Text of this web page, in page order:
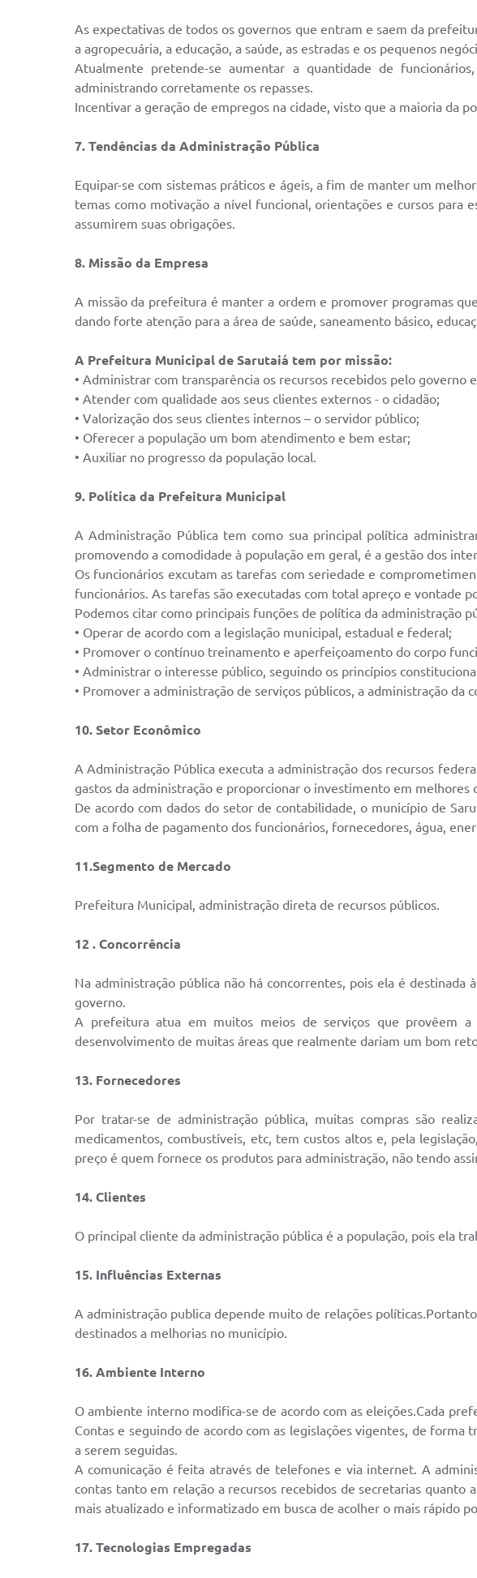
As expectativas de todos os governos que entram e saem da
a agropecuária, a educação, a saúde, as estradas e os pequenos
Atualmente pretende-se aumentar a quantidade de
administrando corretamente os repasses.
Incentivar a geração de empregos na cidade, visto que a maioria da
7. Tendências da Administração Pública
Equipar-se com sistemas práticos e ágeis, a fim de manter um
temas como motivação a nível funcional, orientações e cursos para
assumirem suas obrigações.
8. Missão da Empresa
A missão da prefeitura é manter a ordem e promover programas
dando forte atenção para a área de saúde, saneamento básico,
A Prefeitura Municipal de Sarutaiá tem por missão:
• Administrar com transparência os recursos recebidos pelo governo
• Atender com qualidade aos seus clientes externos - o cidadão;
• Valorização dos seus clientes internos – o servidor público;
• Oferecer a população um bom atendimento e bem estar;
• Auxiliar no progresso da população local.
9. Política da Prefeitura Municipal
A Administração Pública tem como sua principal política
promovendo a comodidade à população em geral, é a gestão dos
Os funcionários excutam as tarefas com seriedade e
funcionários. As tarefas são executadas com total apreço e vontade
Podemos citar como principais funções de política da administração
• Operar de acordo com a legislação municipal, estadual e federal;
• Promover o contínuo treinamento e aperfeiçoamento do corpo
• Administrar o interesse público, seguindo os princípios
• Promover a administração de serviços públicos, a administração da
10. Setor Econômico
A Administração Pública executa a administração dos recursos
gastos da administração e proporcionar o investimento em melhores
De acordo com dados do setor de contabilidade, o município de
com a folha de pagamento dos funcionários, fornecedores, água,
11.Segmento de Mercado
Prefeitura Municipal, administração direta de recursos públicos.
12 . Concorrência
Na administração pública não há concorrentes, pois ela é
governo.
A prefeitura atua em muitos meios de serviços que provêem a
desenvolvimento de muitas áreas que realmente dariam um bom
13. Fornecedores
Por tratar-se de administração pública, muitas compras são
medicamentos, combustíveis, etc, tem custos altos e, pela
preço é quem fornece os produtos para administração, não tendo
14. Clientes
O principal cliente da administração pública é a população, pois ela
15. Influências Externas
A administração publica depende muito de relações
destinados a melhorias no município.
16. Ambiente Interno
O ambiente interno modifica-se de acordo com as eleições.Cada
Contas e seguindo de acordo com as legislações vigentes, de
a serem seguidas.
A comunicação é feita através de telefones e via internet. A
contas tanto em relação a recursos recebidos de secretarias quanto
mais atualizado e informatizado em busca de acolher o mais rápido
17. Tecnologias Empregadas